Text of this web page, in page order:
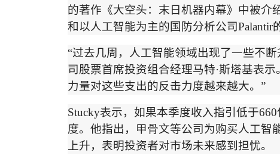
的著作《大空头：末日机器内幕》中被介
和以人工智能为主的国防分析公司Palantir
“过去几周，人工智能领域出现了一些不断
司股票首席投资组合经理马特·斯塔基表示。
力量对这些支出的反击力度越来越大。 ”
Stucky表示，如果本季度收入指引低于660
度。他指出，甲骨文等公司为购买人工智
上升，表明投资者对市场未来感到担忧。